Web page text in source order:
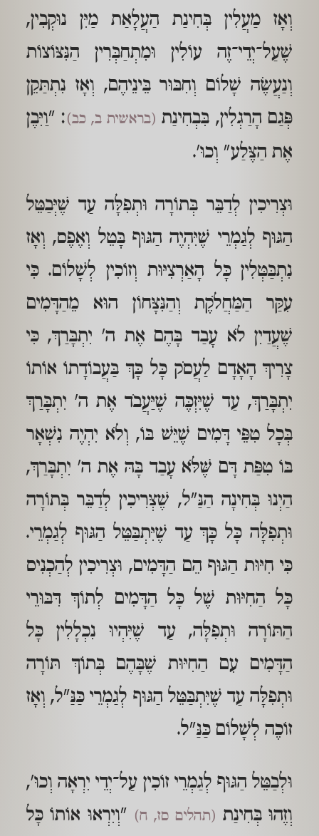
וְאָז מַעֲלִין בְּחִינַת הַעֲלָאַת מַיִּן נוּקְבִין,
שֶׁעַל־יְדֵי־זֶה עוֹלִין וּמִתְחַבְּרִין הַנִּצּוֹצוֹת
וְנַעֲשֶׂה שָׁלוֹם וְחִבּוּר בֵּינֵיהֶם, וְאָז נִתְתַּקֵן
פְּגַם הָרַגְלִין, בִּבְחִינַת (בראשית ב, כב): "וַיִּבֶן
אֶת הַצֶּלַע" וְכוּ'.
וּצְרִיכִין לְדַבֵּר בְּתוֹרָה וּתְפִלָּה עַד שֶׁיְּבַטֵּל
הַגּוּף לְגַמְרֵי שֶׁיִּהְיֶה הַגּוּף בָּטֵל וְאֶפֶס, וְאָז
נִתְבַּטְּלִין כָּל הָאַרְצִיּוּת וְזוֹכִין לְשָׁלוֹם. כִּי
עִקַּר הַמַּחֲלֹקֶת וְהַנִּצָּחוֹן הוּא מֵהַדָּמִים
שֶׁעֲדַיִן לֹא עָבַד בָּהֶם אֶת ה' יִתְבָּרַךְ, כִּי
צָרִיךְ הָאָדָם לַעֲסֹק כָּל כָּךְ בַּעֲבוֹדָתוֹ אוֹתוֹ
יִתְבָּרַךְ, עַד שֶׁיִּזְכֶּה שֶׁיַּעֲבֹד אֶת ה' יִתְבָּרַךְ
בְּכָל טִפֵּי דָּמִים שֶׁיֵּשׁ בּוֹ, וְלֹא יִהְיֶה נִשְׁאָר
בּוֹ טִפַּת דָּם שֶּׁלֹּא עָבַד בָּהּ אֶת ה' יִתְבָּרַךְ,
הַיְנוּ בְּחִינָה הַנַּ"ל, שֶׁצְּרִיכִין לְדַבֵּר בְּתוֹרָה
וּתְפִלָּה כָּל כָּךְ עַד שֶׁיִּתְבַּטֵּל הַגּוּף לְגַמְרֵי.
כִּי חִיּוּת הַגּוּף הֵם הַדָּמִים, וּצְרִיכִין לְהַכְנִיס
כָּל הַחִיּוּת שֶׁל כָּל הַדָּמִים לְתוֹךְ דִּבּוּרֵי
הַתּוֹרָה וּתְפִלָּה, עַד שֶׁיִּהְיוּ נִכְלָלִין כָּל
הַדָּמִים עִם הַחִיּוּת שֶׁבָּהֶם בְּתוֹךְ תּוֹרָה
וּתְפִלָּה עַד שֶׁיִּתְבַּטֵּל הַגּוּף לְגַמְרֵי כַּנַּ"ל, וְאָז
זוֹכֶה לְשָׁלוֹם כַּנַּ"ל.
וּלְבַטֵּל הַגּוּף לְגַמְרֵי זוֹכִין עַל־יְדֵי יִרְאָה וְכוּ',
וְזֶהוּ בְּחִינַת (תהלים סז, ח) "וְיִרְאוּ אוֹתוֹ כָּל